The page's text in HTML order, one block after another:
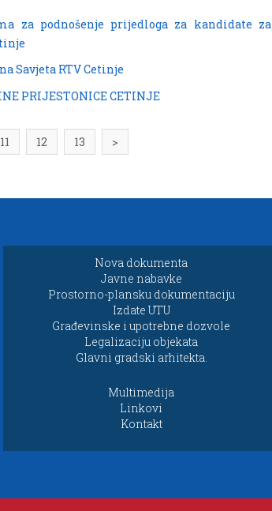
za podnošenje prijedloga za kandidate za
Savjeta RTV Cetinje
PRIJESTONICE CETINJE
11 12 13 >
Nova dokumenta
Javne nabavke
Prostorno-plansku dokumentaciju
Izdate UTU
Građevinske i upotrebne dozvole
Legalizaciju objekata
Glavni gradski arhitekta.
Multimedija
Linkovi
Kontakt